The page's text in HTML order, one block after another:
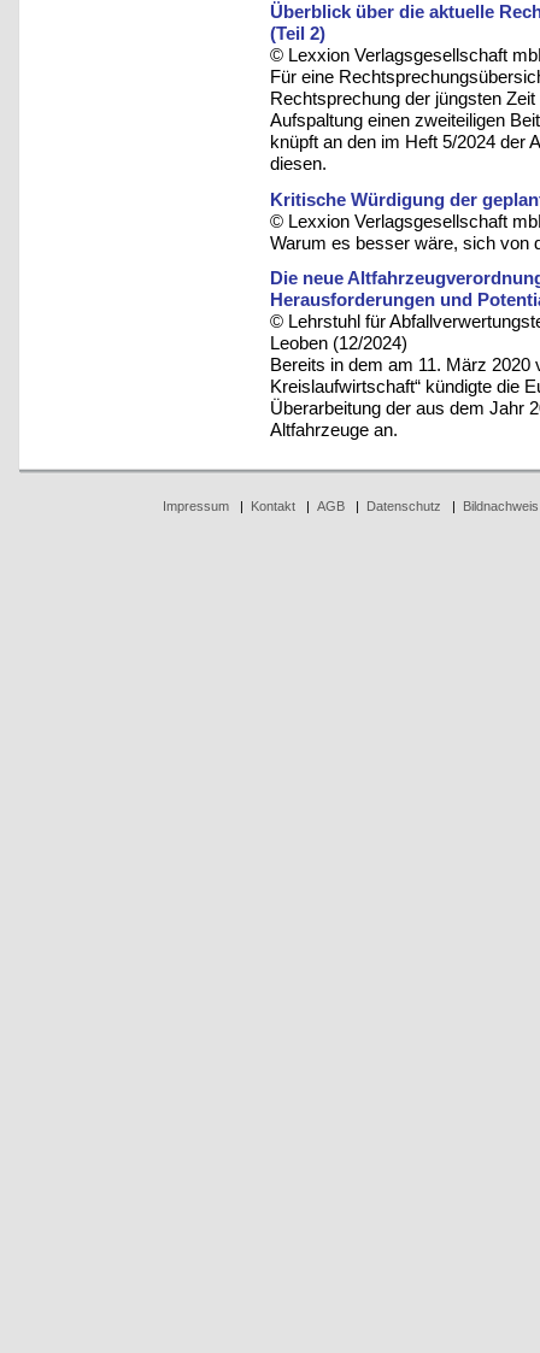
Überblick über die aktuelle
(Teil 2)
© Lexxion Verlagsgesellschaft
Für eine
Rechtsprechung der jüngsten
Aufspaltung einen zweiteiligen
knüpft an den im Heft 5/2024 der
diesen.
Kritische Würdigung der
© Lexxion Verlagsgesellschaft
Warum es besser wäre, sich von
Die neue
Herausforderungen und
© Lehrstuhl für
Leoben (12/2024)
Bereits in dem am 11. März 2020
Kreislaufwirtschaft“ kündigte die
Überarbeitung der aus dem Jahr
Altfahrzeuge an.
Impressum| Kontakt| AGB| Datenschutz Bildnachweis